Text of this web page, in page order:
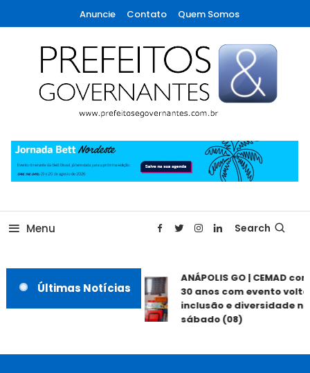
To
Content
Anuncie Contato Quem Somos
Prefeitos & Governantes
Menu Search
Últimas Notícias
ANÁPOLIS GO | CEMAD
30 anos com evento
inclusão e diversidade
sábado (08)